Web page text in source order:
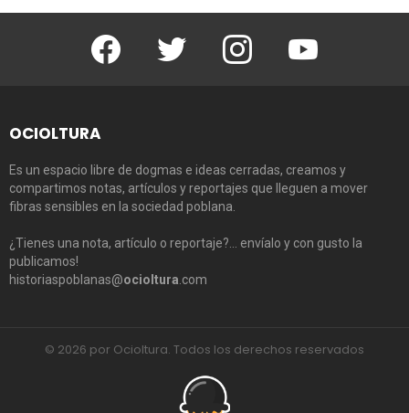
Facebook Twitter Instagram
OCIOLTURA
Es un espacio libre de dogmas e ideas cerradas, creamos y
compartimos notas, artículos y reportajes que lleguen a mover
fibras sensibles en la sociedad poblana.
¿Tienes una nota, artículo o reportaje?… envíalo y con gusto la
publicamos!
historiaspoblanas@ocioltura .com
© 2026 por Ocioltura. Todos los derechos reservados